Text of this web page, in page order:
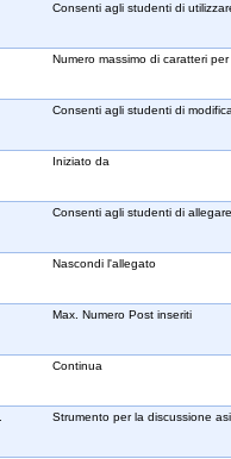
Consenti agli studenti di
Numero massimo di caratteri
Consenti agli studenti di
Iniziato da
Consenti agli studenti di
Nascondi l'allegato
Max. Numero Post inseriti
Continua
Strumento per la discussione